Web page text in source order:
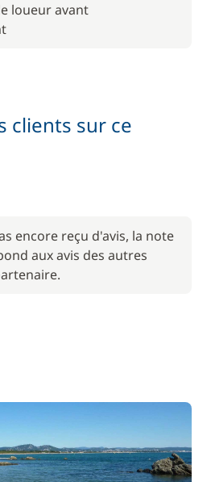
loueur avant
clients sur ce
encore reçu d'avis, la note
aux avis des autres